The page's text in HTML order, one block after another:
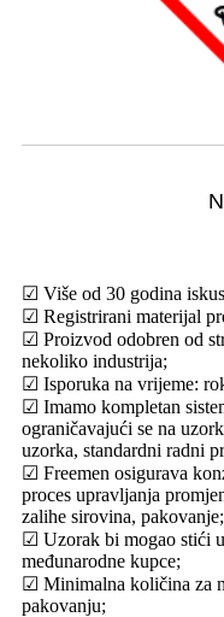
☑ Više od 30 godina
☑ Registrirani materijal
☑ Proizvod odobren od
nekoliko industrija;
☑ Isporuka na vrijeme:
☑ Imamo kompletan
ograničavajući se na
uzorka, standardni radni
☑ Freemen osigurava
proces upravljanja
zalihe sirovina, pakovanje;
☑ Uzorak bi mogao stići
međunarodne kupce;
☑ Minimalna količina za
pakovanju;